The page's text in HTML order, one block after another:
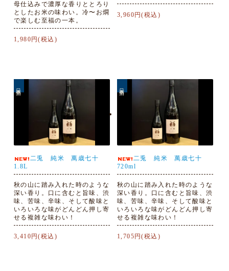
母仕込みで濃厚な香りととろり
としたお米の味わい。冷〜お燗
で楽しむ至福の一本。
1,980円(税込)
3,960円(税込)
二兎 純米 萬歳七十
1.8L
秋の山に踏み入れた時のような
深い香り。口に含むと旨味、渋
味、苦味、辛味、そして酸味と
いろいろな味がどんどん押し寄
せる複雑な味わい！
3,410円(税込)
二兎 純米 萬歳七十
720ml
秋の山に踏み入れた時のような
深い香り。口に含むと旨味、渋
味、苦味、辛味、そして酸味と
いろいろな味がどんどん押し寄
せる複雑な味わい！
1,705円(税込)